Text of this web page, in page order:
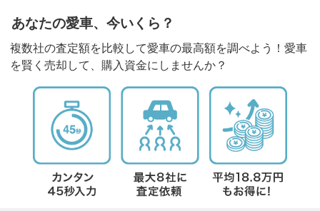
あなたの愛車、今いくら？
複数社の査定額を比較して愛車の最高額を調べよう！愛車
を賢く売却して、購入資金にしませんか？